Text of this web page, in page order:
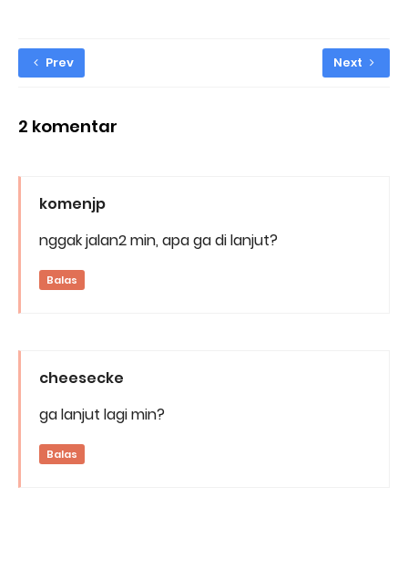
Prev Next
2 komentar
komenjp
nggak jalan2 min, apa ga di lanjut?
Balas
cheesecke
ga lanjut lagi min?
Balas